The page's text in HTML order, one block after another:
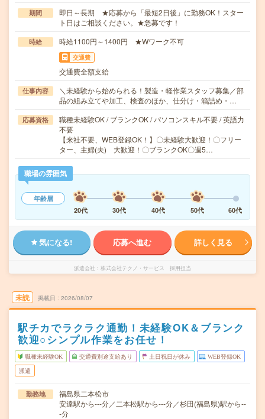
期間
即日～長期 ★応募から「最短2日後」に勤務OK！スター
ト日はご相談ください。★急募です！
時給 時給1100円～1400円 ★Wワーク不可
交通費
交通費全額支給
仕事内容
＼未経験から始められる！製造・軽作業スタッフ募集／部
品の組み立てや加工、検査のほか、仕分け・箱詰め・…
応募資格
職種未経験OK / ブランクOK / パソコンスキル不要 / 英語力
不要
【来社不要、WEB登録OK！】〇未経験大歓迎！〇フリー
ター、主婦(夫) 大歓迎！〇ブランクOK〇週5…
職場の雰囲気
年齢層
20代
30代 40代 50代 60代
気になる! 応募へ進む 詳しく見る
派遣会社 株式会社テクノ・サービス 採用担当
未読 掲載日 2026/08/07
駅チカでラクラク通勤！未経験OK＆ブランク
歓迎○シンプル作業をお任せ！
職種未経験OK 交通費別途支給あり 土日祝日が休み WEB登録OK
派遣
勤務地
福島県二本松市
安達駅から---分／二本松駅から---分／杉田(福島県)駅から--
-分